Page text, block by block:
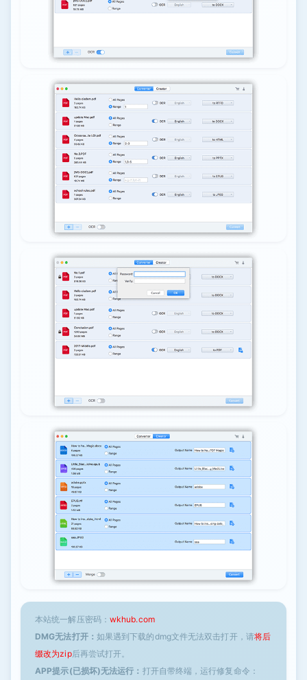
本站统一解压密码： wkhub.com
DMG无法打开： 如果遇到下载的dmg文件无法双击打开，请将后
缀改为zip后再尝试打开。
APP提示(已损坏)无法运行： 打开自带终端，运行修复命令：